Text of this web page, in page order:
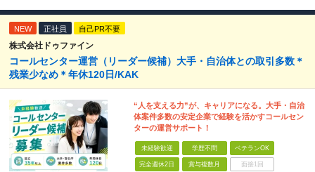
NEW 正社員 自己PR不要
株式会社ドゥファイン
コールセンター運営（リーダー候補）大手・自治体との取引多数＊
残業少なめ＊年休120日/KAK
“人を支える力”が、キャリアになる。大手・自治
体案件多数の安定企業で経験を活かすコールセン
ターの運営サポート！
未経験歓迎 学歴不問 ベテランOK
完全週休2日 賞与複数月 面接1回